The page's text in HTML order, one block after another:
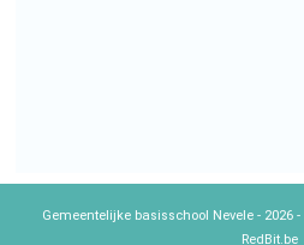
Gemeentelijke basisschool Nevele - 2026 -
RedBit.be